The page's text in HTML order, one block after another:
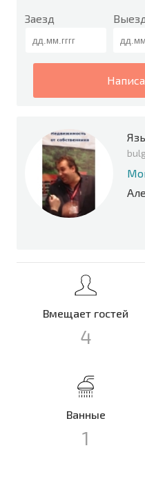
Заезд
Вмещает гостей
4
Ванные
1